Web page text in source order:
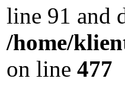
line 91 and
/home/
on line 477